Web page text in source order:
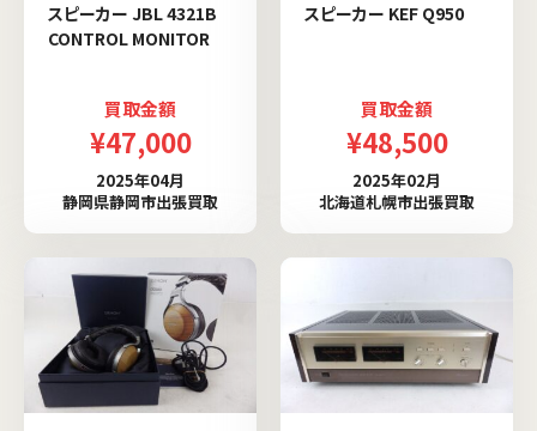
スピーカー JBL 4321B
CONTROL MONITOR
買取金額
¥47,000
2025年04月
静岡県静岡市出張買取
スピーカー KEF Q950
買取金額
¥48,500
2025年02月
北海道札幌市出張買取